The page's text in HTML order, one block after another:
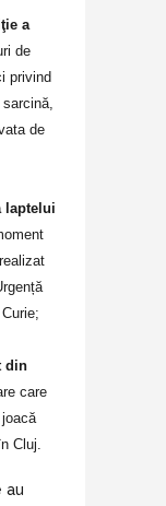
a
de
privind
de
laptelui
din
care
Cluj.
au